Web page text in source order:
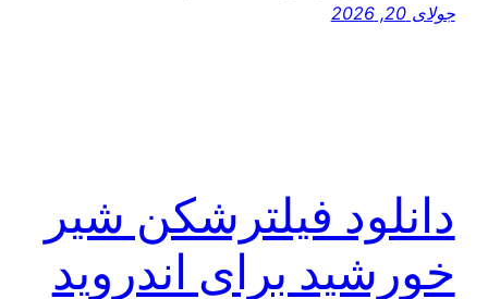
جولای 20, 2026
دانلود فیلترشکن شیر
خورشید برای اندروید